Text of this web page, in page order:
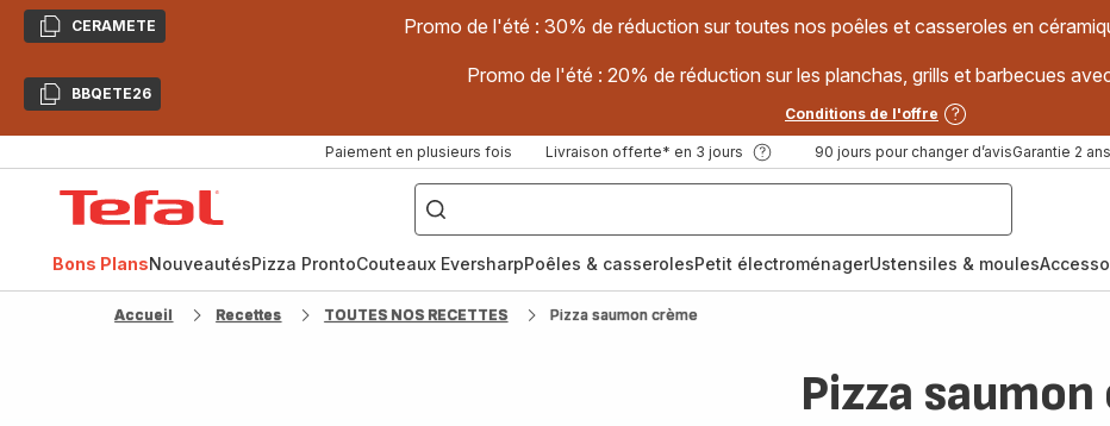
CopierCERAMETE Promo de l'été : 30% de réduction sur toutes nos poêles et casseroles en
CopierBBQETE26
Promo de l'été : 20% de réduction sur les planchas, grills et barbecues
Conditions de l'offre
Paiement en plusieurs fois Livraison offerte* en 3 jours 90 jours pour changer d’avisGarantie 2
["Poêles
inox,
Cake
Factory,
Bons PlansNouveautésPizza ProntoCouteaux EversharpPoêles & casserolesPetit électroménagerUstensiles & moules
Accueil Recettes TOUTES NOS RECETTES Pizza saumon crème
Pizza